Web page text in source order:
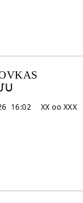
XX oo XXX
16:02